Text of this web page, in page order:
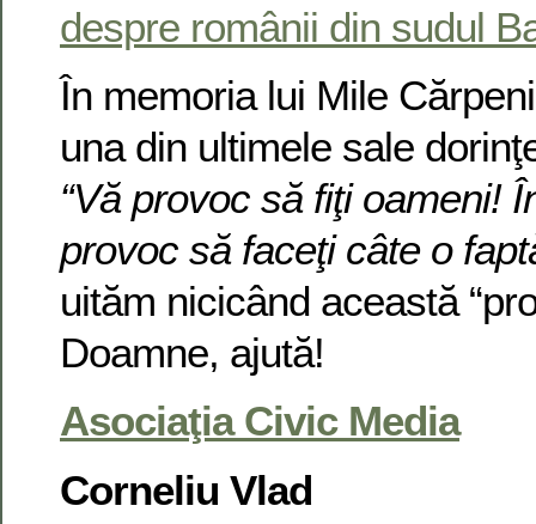
despre românii din sudul
În memoria lui Mile
una din ultimele sale
“Vă provoc să fiţi oameni!
provoc să faceţi câte o
uităm nicicând această
Doamne, ajută!
Asociaţia Civic Media
Corneliu Vlad